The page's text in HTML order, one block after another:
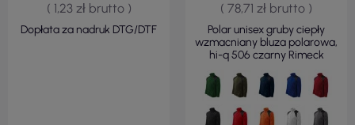
( 1,23 zł brutto )
Dopłata za nadruk DTG/DTF
( 78,71 zł brutto )
Polar unisex gruby ciepły
wzmacniany bluza polarowa,
hi-q 506 czarny Rimeck